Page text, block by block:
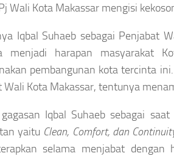
Wali Kota Makassar mengisi
Iqbal Suhaeb sebagai Penjabat
menjadi harapan masyarakat
pembangunan kota tercinta
Wali Kota Makassar, tentunya
Iqbal Suhaeb sebagai
yaitu Clean, Comfort, dan
selama menjabat